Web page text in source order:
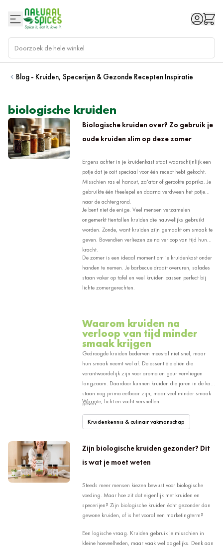
Blog - Kruiden, Specerijen & Gezonde Recepten Inspiratie
biologische kruiden
Biologische kruiden over? Zo gebruik je
oude kruiden slim op deze zomer
Ergens achter in je kruidenkast staat waarschijnlijk een
potje dat je ooit speciaal voor één recept hebt gekocht.
Misschien ras el hanout, za'atar of gerookte paprika. Je
gebruikte één theelepel en daarna verdween het potje
naar de achtergrond.
Je bent niet de enige. Veel mensen verzamelen
ongemerkt tientallen kruiden die nauwelijks gebruikt
worden. Zonde, want kruiden zijn gemaakt om smaak te
geven. Bovendien verliezen ze na verloop van tijd hun
kracht.
De zomer is een ideaal moment om je kruidenkast onder
handen te nemen. Je barbecue draait overuren, salades
staan vaker op tafel en veel kruiden passen perfect bij
lichte zomergerechten.
Waarom kruiden na
verloop van tijd minder
smaak krijgen
Gedroogde kruiden bederven meestal niet snel, maar
hun smaak neemt wel af. De essentiële oliën die
verantwoordelijk zijn voor aroma en geur vervliegen
langzaam. Daardoor kunnen kruiden die jaren in de kast
staan nog prima eetbaar zijn, maar veel minder smaak
geven.
Warmte, licht en vocht versnellen
Kruidenkennis & culinair vakmanschap
Zijn biologische kruiden gezonder? Dit
is wat je moet weten
Steeds meer mensen kiezen bewust voor biologische
voeding. Maar hoe zit dat eigenlijk met kruiden en
specerijen? Zijn biologische kruiden écht gezonder dan
gewone kruiden, of is het vooral een marketingterm?
Een logische vraag. Kruiden gebruik je misschien in
kleine hoeveelheden, maar vaak wel dagelijks. Denk aan